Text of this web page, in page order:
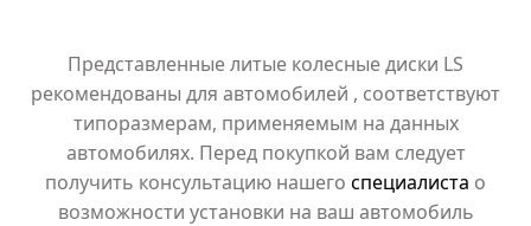
Представленные литые колесные диски LS
рекомендованы для автомобилей , соответствуют
типоразмерам, применяемым на данных
автомобилях. Перед покупкой вам следует
получить консультацию нашего специалиста о
возможности установки на ваш автомобиль